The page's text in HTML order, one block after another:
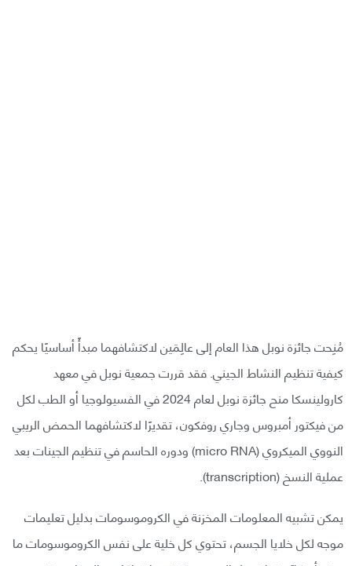
مُنِحت جائزة نوبل هذا العام إلى عالِمَين لاكتشافهما مبدأً أساسيًا يحكم
كيفية تنظيم النشاط الجيني. فقد قررت جمعية نوبل في معهد
كارولينسكا منح جائزة نوبل لعام 2024 في الفسيولوجيا أو الطب لكل
من فيكتور أمبروس وجاري روفكون، تقديرًا لاكتشافهما الحمض الريبي
النووي الميكروي (micro RNA) ودوره الحاسم في تنظيم الجينات بعد
عملية النسخ (transcription).
يمكن تشبيه المعلومات المخزنة في الكروموسومات بدليل تعليمات
موجه لكل خلايا الجسم، تحتوي كل خلية على نفس الكروموسومات ما